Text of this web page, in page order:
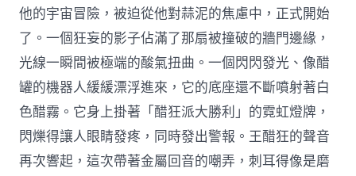
他的宇宙冒險，被迫從他對蒜泥的焦慮中，正式開始
了。一個狂妄的影子佔滿了那扇被撞破的牆門邊緣，
光線一瞬間被極端的酸氣扭曲。一個閃閃發光、像醋
罐的機器人緩緩漂浮進來，它的底座還不斷噴射著白
色醋霧。它身上掛著「醋狂派大勝利」的霓虹燈牌，
閃爍得讓人眼睛發疼，同時發出警報。王醋狂的聲音
再次響起，這次帶著金屬回音的嘲弄，刺耳得像是磨